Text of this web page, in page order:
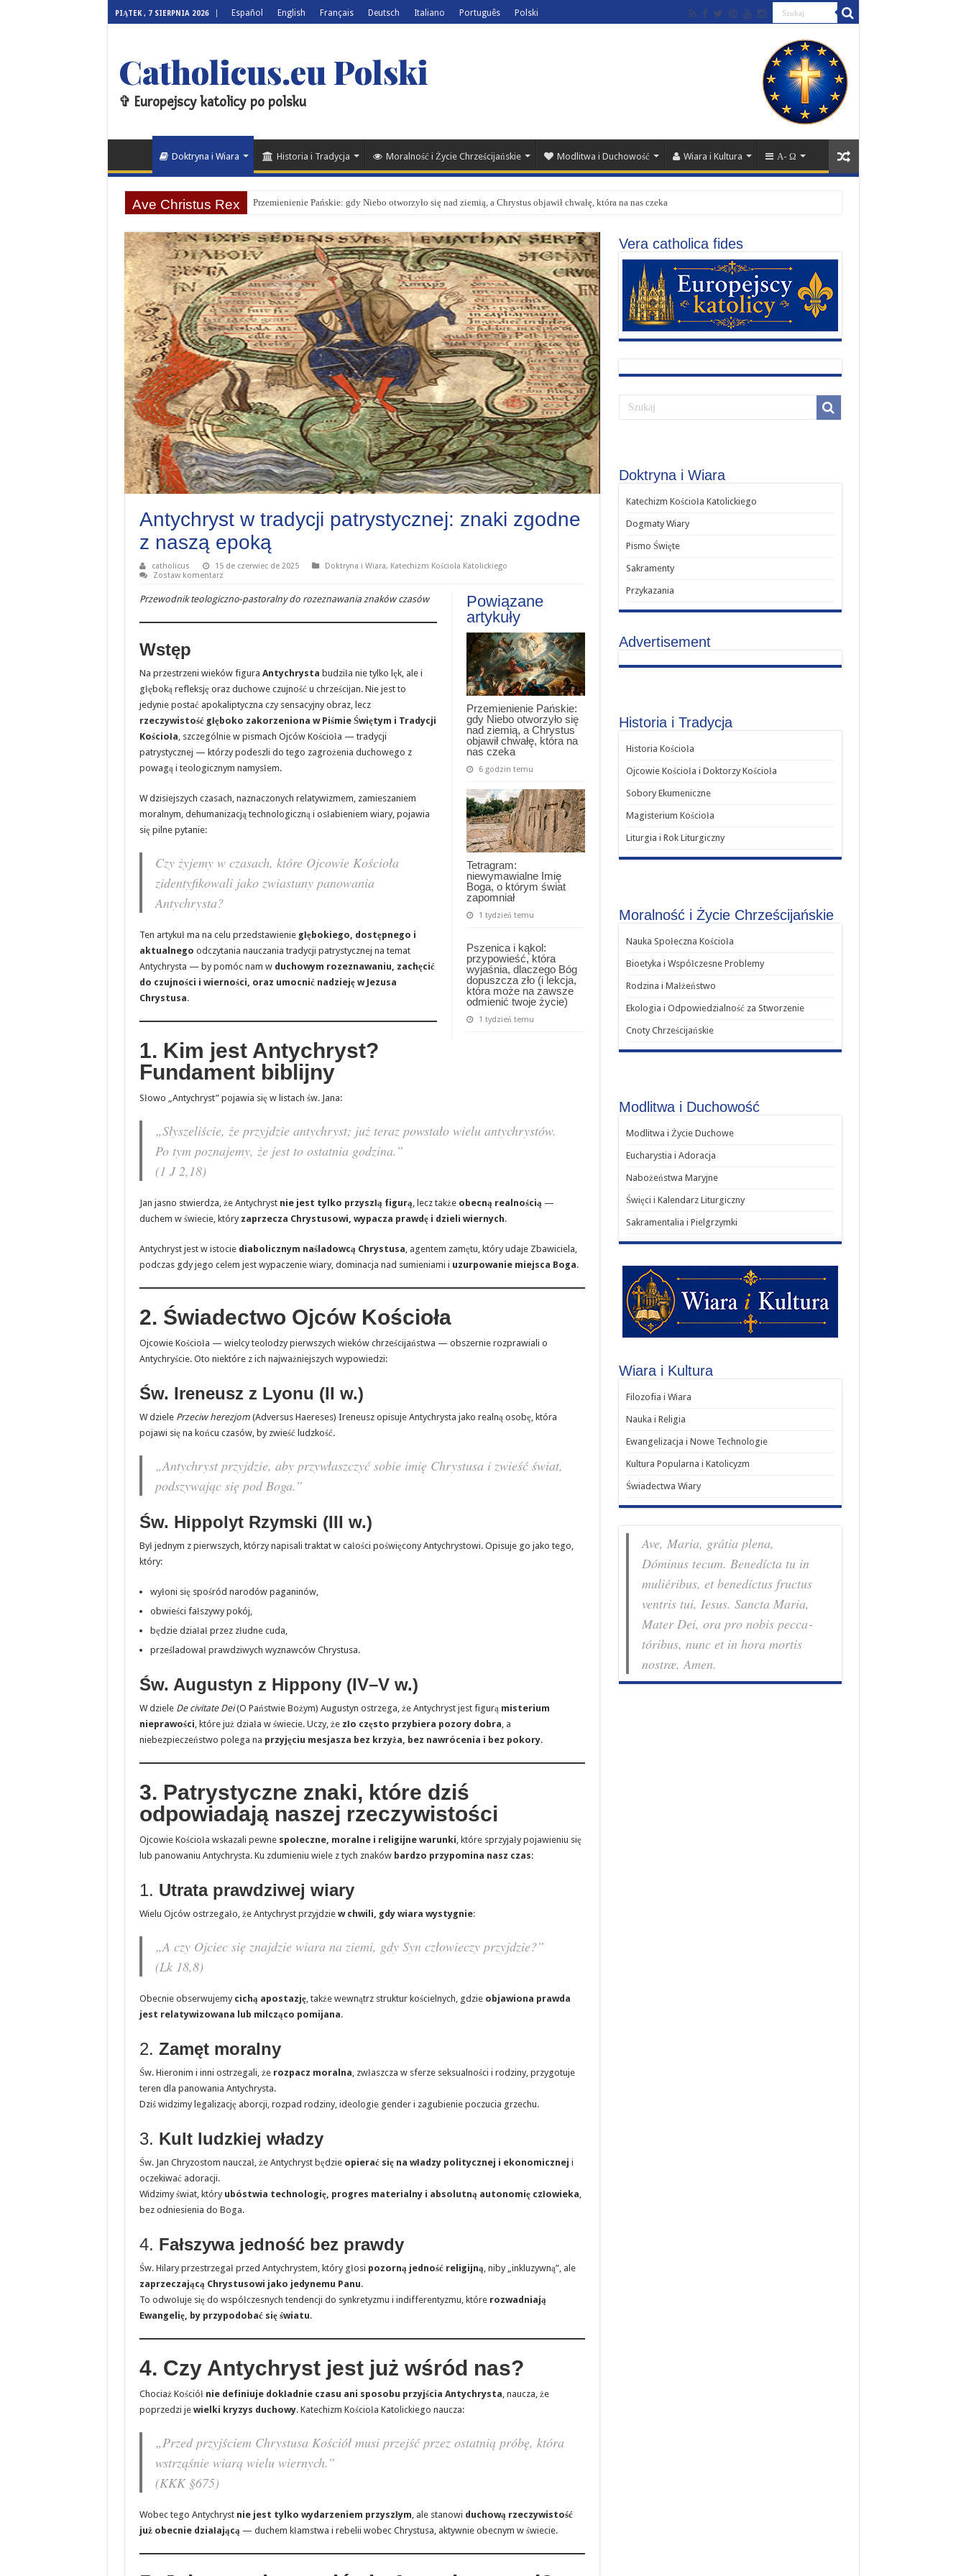
PIĄTEK , 7 SIERPNIA 2026 Español English Français Deutsch Italiano Português Polski
Catholicus.eu Polski
✞ Europejscy katolicy po polsku
Doktryna i Wiara Historia i Tradycja Moralność i Życie Chrześcijańskie Modlitwa i Duchowość Wiara i Kultura Α- Ω
Ave Christus Rex Przemienienie Pańskie: gdy Niebo otworzyło się nad ziemią, a Chrystus objawił chwałę, która na nas czeka
Antychryst w tradycji patrystycznej: znaki zgodne
z naszą epoką
catholicus 15 de czerwiec de 2025 Doktryna i Wiara, Katechizm Kościoła Katolickiego
Zostaw komentarz
Powiązane
artykuły
Przemienienie Pańskie:
gdy Niebo otworzyło się
nad ziemią, a Chrystus
objawił chwałę, która na
nas czeka
6 godzin temu
Tetragram:
niewymawialne Imię
Boga, o którym świat
zapomniał
1 tydzień temu
Pszenica i kąkol:
przypowieść, która
wyjaśnia, dlaczego Bóg
dopuszcza zło (i lekcja,
która może na zawsze
odmienić twoje życie)
1 tydzień temu
Przewodnik teologiczno‑pastoralny do rozeznawania znaków czasów
Wstęp
Na przestrzeni wieków figura Antychrysta budziła nie tylko lęk, ale i
głęboką refleksję oraz duchowe czujność u chrześcijan. Nie jest to
jedynie postać apokaliptyczna czy sensacyjny obraz, lecz
rzeczywistość głęboko zakorzeniona w Piśmie Świętym i Tradycji
Kościoła, szczególnie w pismach Ojców Kościoła — tradycji
patrystycznej — którzy podeszli do tego zagrożenia duchowego z
powagą i teologicznym namysłem.
W dzisiejszych czasach, naznaczonych relatywizmem, zamieszaniem
moralnym, dehumanizacją technologiczną i osłabieniem wiary, pojawia
się pilne pytanie:
Czy żyjemy w czasach, które Ojcowie Kościoła
zidentyfikowali jako zwiastuny panowania
Antychrysta?
Ten artykuł ma na celu przedstawienie głębokiego, dostępnego i
aktualnego odczytania nauczania tradycji patrystycznej na temat
Antychrysta — by pomóc nam w duchowym rozeznawaniu, zachęcić
do czujności i wierności, oraz umocnić nadzieję w Jezusa
Chrystusa.
1. Kim jest Antychryst?
Fundament biblijny
Słowo „Antychryst” pojawia się w listach św. Jana:
„Słyszeliście, że przyjdzie antychryst; już teraz powstało wielu antychrystów.
Po tym poznajemy, że jest to ostatnia godzina.”
(1 J 2,18)
Jan jasno stwierdza, że Antychryst nie jest tylko przyszłą figurą, lecz także obecną realnością—
duchem w świecie, który zaprzecza Chrystusowi, wypacza prawdę i dzieli wiernych.
Antychryst jest w istocie diabolicznym naśladowcą Chrystusa, agentem zamętu, który udaje Zbawiciela,
podczas gdy jego celem jest wypaczenie wiary, dominacja nad sumieniami i uzurpowanie miejsca Boga.
2. Świadectwo Ojców Kościoła
Ojcowie Kościoła — wielcy teolodzy pierwszych wieków chrześcijaństwa — obszernie rozprawiali o
Antychryście. Oto niektóre z ich najważniejszych wypowiedzi:
Św. Ireneusz z Lyonu (II w.)
W dziele Przeciw herezjom(Adversus Haereses) Ireneusz opisuje Antychrysta jako realną osobę, która
pojawi się na końcu czasów, by zwieść ludzkość.
„Antychryst przyjdzie, aby przywłaszczyć sobie imię Chrystusa i zwieść świat,
podszywając się pod Boga.”
Św. Hippolyt Rzymski (III w.)
Był jednym z pierwszych, którzy napisali traktat w całości poświęcony Antychrystowi. Opisuje go jako tego,
który:
wyłoni się spośród narodów paganinów,
obwieści fałszywy pokój,
będzie działał przez złudne cuda,
prześladował prawdziwych wyznawców Chrystusa.
Św. Augustyn z Hippony (IV–V w.)
W dziele De civitate Dei(O Państwie Bożym) Augustyn ostrzega, że Antychryst jest figurą misterium
nieprawości, które już działa w świecie. Uczy, że zło często przybiera pozory dobra, a
niebezpieczeństwo polega na przyjęciu mesjasza bez krzyża, bez nawrócenia i bez pokory.
3. Patrystyczne znaki, które dziś
odpowiadają naszej rzeczywistości
Ojcowie Kościoła wskazali pewne społeczne, moralne i religijne warunki, które sprzyjały pojawieniu się
lub panowaniu Antychrysta. Ku zdumieniu wiele z tych znaków bardzo przypomina nasz czas:
1. Utrata prawdziwej wiary
Wielu Ojców ostrzegało, że Antychryst przyjdzie w chwili, gdy wiara wystygnie:
„A czy Ojciec się znajdzie wiara na ziemi, gdy Syn człowieczy przyjdzie?”
(Lk 18,8)
Obecnie obserwujemy cichą apostazję, także wewnątrz struktur kościelnych, gdzie objawiona prawda
jest relatywizowana lub milcząco pomijana.
2. Zamęt moralny
Św. Hieronim i inni ostrzegali, że rozpacz moralna, zwłaszcza w sferze seksualności i rodziny, przygotuje
teren dla panowania Antychrysta.
Dziś widzimy legalizację aborcji, rozpad rodziny, ideologie gender i zagubienie poczucia grzechu.
3. Kult ludzkiej władzy
Św. Jan Chryzostom nauczał, że Antychryst będzie opierać się na władzy politycznej i ekonomicznej i
oczekiwać adoracji.
Widzimy świat, który ubóstwia technologię, progres materialny i absolutną autonomię człowieka,
bez odniesienia do Boga.
4. Fałszywa jedność bez prawdy
Św. Hilary przestrzegał przed Antychrystem, który głosi pozorną jedność religijną, niby „inkluzywną”, ale
zaprzeczającą Chrystusowi jako jedynemu Panu.
To odwołuje się do współczesnych tendencji do synkretyzmu i indifferentyzmu, które rozwadniają
Ewangelię, by przypodobać się światu.
4. Czy Antychryst jest już wśród nas?
Chociaż Kościół nie definiuje dokładnie czasu ani sposobu przyjścia Antychrysta, naucza, że
poprzedzi je wielki kryzys duchowy. Katechizm Kościoła Katolickiego naucza:
„Przed przyjściem Chrystusa Kościół musi przejść przez ostatnią próbę, która
wstrząśnie wiarą wielu wiernych.”
(KKK §675)
Wobec tego Antychryst nie jest tylko wydarzeniem przyszłym, ale stanowi duchową rzeczywistość
już obecnie działającą— duchem kłamstwa i rebelii wobec Chrystusa, aktywnie obecnym w świecie.
Vera catholica fides
Doktryna i Wiara
Katechizm Kościoła Katolickiego
Dogmaty Wiary
Pismo Święte
Sakramenty
Przykazania
Advertisement
Historia i Tradycja
Historia Kościoła
Ojcowie Kościoła i Doktorzy Kościoła
Sobory Ekumeniczne
Magisterium Kościoła
Liturgia i Rok Liturgiczny
Moralność i Życie Chrześcijańskie
Nauka Społeczna Kościoła
Bioetyka i Współczesne Problemy
Rodzina i Małżeństwo
Ekologia i Odpowiedzialność za Stworzenie
Cnoty Chrześcijańskie
Modlitwa i Duchowość
Modlitwa i Życie Duchowe
Eucharystia i Adoracja
Nabożeństwa Maryjne
Święci i Kalendarz Liturgiczny
Sakramentalia i Pielgrzymki
Wiara i Kultura
Filozofia i Wiara
Nauka i Religia
Ewangelizacja i Nowe Technologie
Kultura Popularna i Katolicyzm
Świadectwa Wiary
Ave, Maria, grátia plena,
Dóminus tecum. Benedícta tu in
muliéribus, et benedíctus fructus
ventris tui, Iesus. Sancta Maria,
Mater Dei, ora pro nobis pec­ca­
tóribus, nunc et in hora mortis
nostræ. Amen.